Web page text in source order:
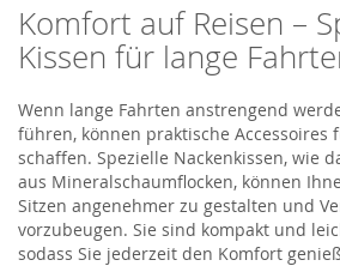
Komfort auf Reisen –
Kissen für lange
Wenn lange Fahrten anstrengend
führen, können praktische Accessoires
schaffen. Spezielle Nackenkissen, wie
aus Mineralschaumflocken, können
Sitzen angenehmer zu gestalten und
vorzubeugen. Sie sind kompakt und
sodass Sie jederzeit den Komfort